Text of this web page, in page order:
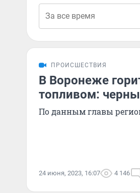
ПРОИСШЕСТВИЯ
В Воронеже
топливом:
По данным главы
24 июня, 2023, 16:07 4 146